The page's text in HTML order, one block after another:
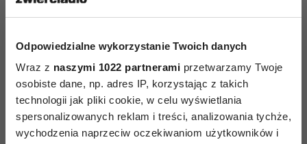
Odpowiedzialne wykorzystanie Twoich danych
Wraz z naszymi 1022 partnerami przetwarzamy Twoje
osobiste dane, np. adres IP, korzystając z takich
technologii jak pliki cookie, w celu wyświetlania
spersonalizowanych reklam i treści, analizowania tychże,
wychodzenia naprzeciw oczekiwaniom użytkowników i
⋯
Proszęakceptuj pliki cookie marketingowe, aby wyświetlić
tę zawartość YouTube.